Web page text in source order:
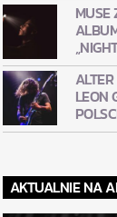
MUSE
LEON
AKTUALNIE NA